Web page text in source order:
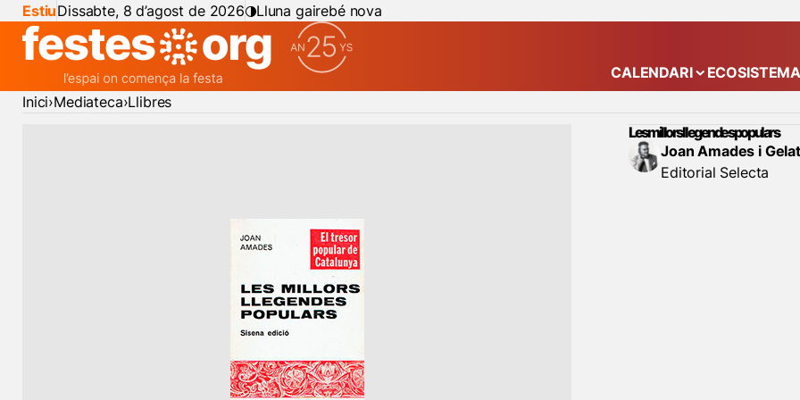
EstiuDissabte, 8 d’agost de 2026 Lluna gairebé nova
CALENDARI Mostra el
ECOSISTEMA
Inici Mediateca Llibres
Les millors llegendes populars
Joan Amades i
Editorial Selecta